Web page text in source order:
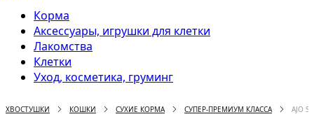
Корма
Аксессуары, игрушки для клетки
Лакомства
Клетки
Уход, косметика, груминг
ХВОСТУШКИ КОШКИ СУХИЕ КОРМА СУПЕР-ПРЕМИУМ КЛАССА AJO